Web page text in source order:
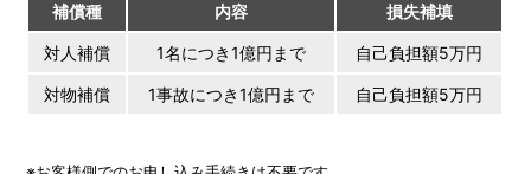
補償種 内容 損失補填
対人補償 1名につき1億円まで 自己負担額5万円
対物補償 1事故につき1億円まで 自己負担額5万円